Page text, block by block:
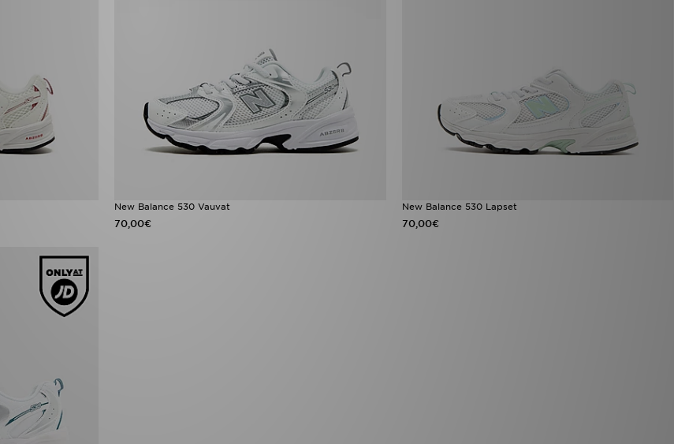
New Balance 530 Vauvat
70,00€
New Balance 530 Lapset
70,00€